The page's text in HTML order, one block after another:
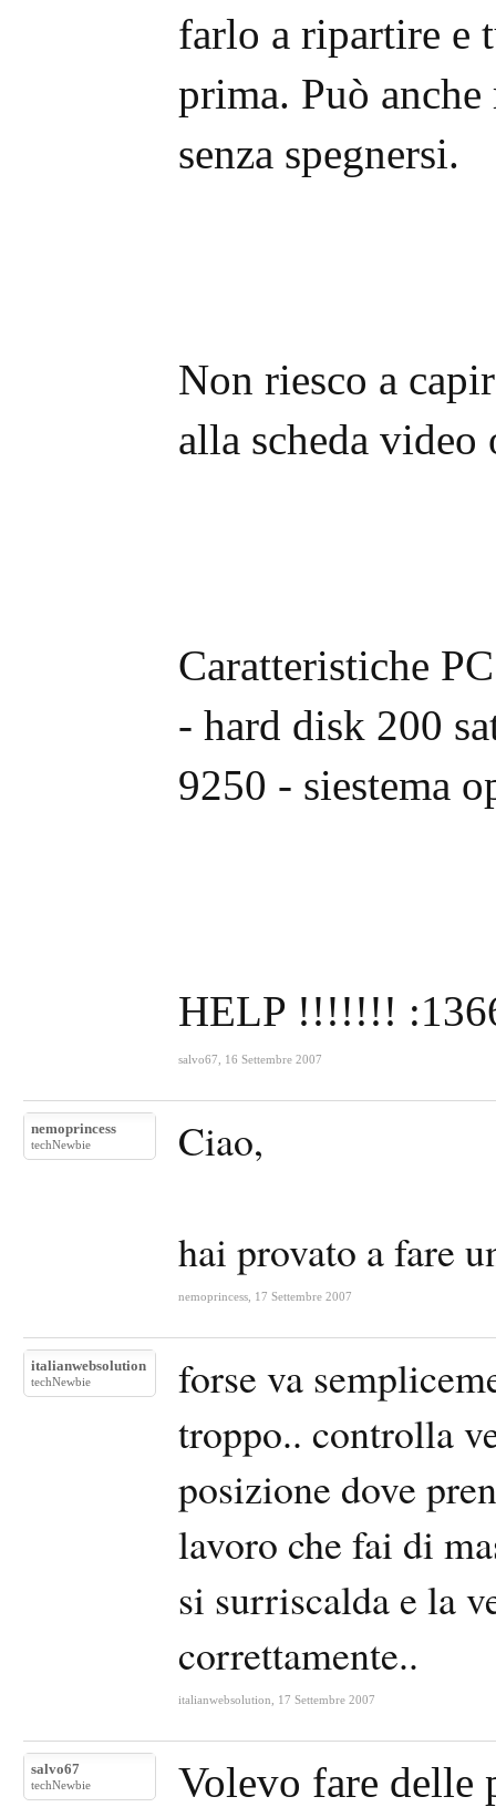
farlo a ripartire e
prima. Può
senza spegnersi.
Non riesco a
alla scheda video
Caratteristiche
- hard disk 200
9250 - siestema
HELP !!!!!!!
salvo67 16 Settembre 2007
nemoprincess
techNewbie Ciao,
hai provato a fare
nemoprincess 17 Settembre 2007
italianwebsolution
techNewbie
forse va
troppo.. controlla
posizione dove
lavoro che fai di
si surriscalda e la
correttamente..
italianwebsolution 17 Settembre 2007
salvo67
techNewbie
Volevo fare delle